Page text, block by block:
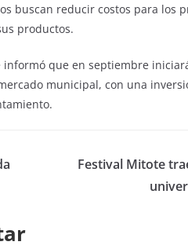
buscan reducir costos para los
productos.
que en septiembre
municipal, con una
Festival Mitote